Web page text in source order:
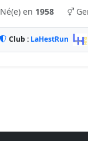
Né(e) en 1958
Club : LaHestRun